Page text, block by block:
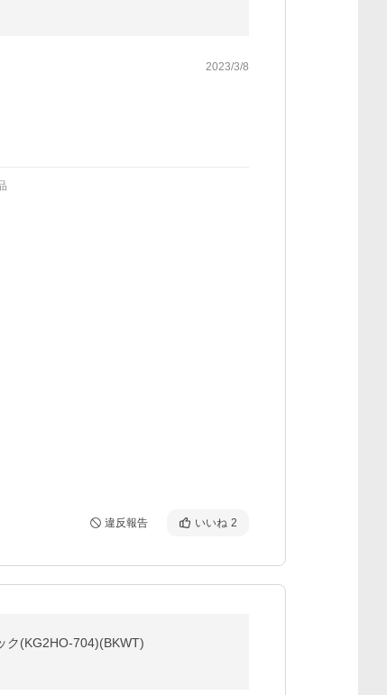
2023/3/8
違反報告 いいね 2
ク(KG2HO-704)(BKWT)